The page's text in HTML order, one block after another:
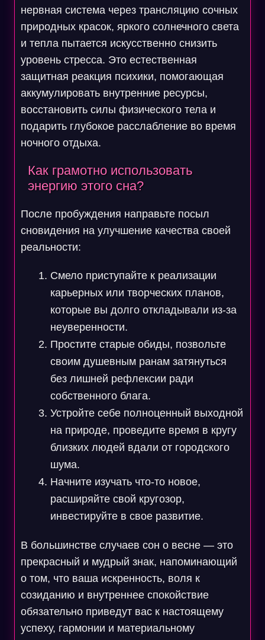
нервная система через трансляцию сочных
природных красок, яркого солнечного света
и тепла пытается искусственно снизить
уровень стресса. Это естественная
защитная реакция психики, помогающая
аккумулировать внутренние ресурсы,
восстановить силы физического тела и
подарить глубокое расслабление во время
ночного отдыха.
Как грамотно использовать
энергию этого сна?
После пробуждения направьте посыл
сновидения на улучшение качества своей
реальности:
Смело приступайте к реализации
карьерных или творческих планов,
которые вы долго откладывали из-за
неуверенности.
Простите старые обиды, позвольте
своим душевным ранам затянуться
без лишней рефлексии ради
собственного блага.
Устройте себе полноценный выходной
на природе, проведите время в кругу
близких людей вдали от городского
шума.
Начните изучать что-то новое,
расширяйте свой кругозор,
инвестируйте в свое развитие.
В большинстве случаев сон о весне — это
прекрасный и мудрый знак, напоминающий
о том, что ваша искренность, воля к
созиданию и внутреннее спокойствие
обязательно приведут вас к настоящему
успеху, гармонии и материальному